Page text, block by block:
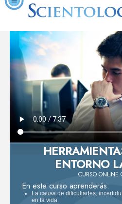
ENTORNO
CURSO ONLINE
En este curso aprenderás:
La causa de dificultades,
en la vida.